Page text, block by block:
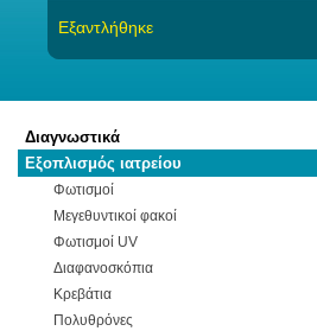
Εξαντλήθηκε
Διαγνωστικά
Εξοπλισμός ιατρείου
Φωτισμοί
Μεγεθυντικοί φακοί
Φωτισμοί UV
Διαφανοσκόπια
Κρεβάτια
Πολυθρόνες